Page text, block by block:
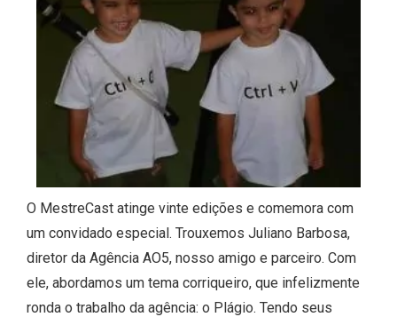
O MestreCast atinge vinte edições e comemora com
um convidado especial. Trouxemos Juliano Barbosa,
diretor da Agência AO5, nosso amigo e parceiro. Com
ele, abordamos um tema corriqueiro, que infelizmente
ronda o trabalho da agência: o Plágio. Tendo seus